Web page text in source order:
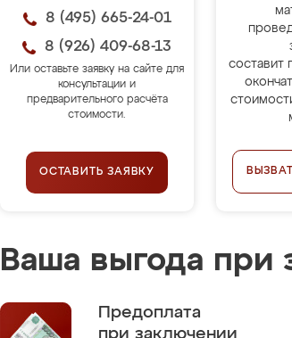
8 (495) 665-24-01
8 (926) 409-68-13
Или оставьте заявку на сайте для
консультации и
предварительного расчёта
стоимости.
ОСТАВИТЬ ЗАЯВКУ
составит
Ваша выгода при
Предоплата
при заключении